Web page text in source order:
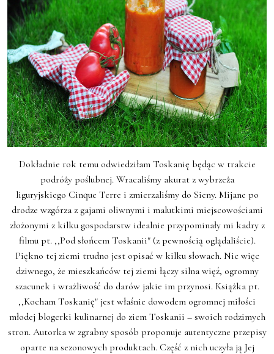
Dokładnie rok temu odwiedziłam Toskanię będąc w trakcie
podróży poślubnej. Wracaliśmy akurat z wybrzeża
liguryjskiego Cinque Terre i zmierzaliśmy do Sieny. Mijane po
drodze wzgórza z gajami oliwnymi i malutkimi miejscowościami
złożonymi z kilku gospodarstw idealnie przypominały mi kadry z
filmu pt. ,,Pod słońcem Toskanii" (z pewnością oglądaliście).
Piękno tej ziemi trudno jest opisać w kilku słowach. Nic więc
dziwnego, że mieszkańców tej ziemi łączy silna więź, ogromny
szacunek i wrażliwość do darów jakie im przynosi. Książka pt.
,,Kocham Toskanię" jest właśnie dowodem ogromnej miłości
młodej blogerki kulinarnej do ziem Toskanii – swoich rodzimych
stron. Autorka w zgrabny sposób proponuje autentyczne przepisy
oparte na sezonowych produktach. Część z nich uczyła ją Jej